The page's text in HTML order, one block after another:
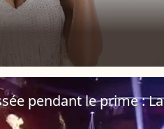
pendant le prime : La